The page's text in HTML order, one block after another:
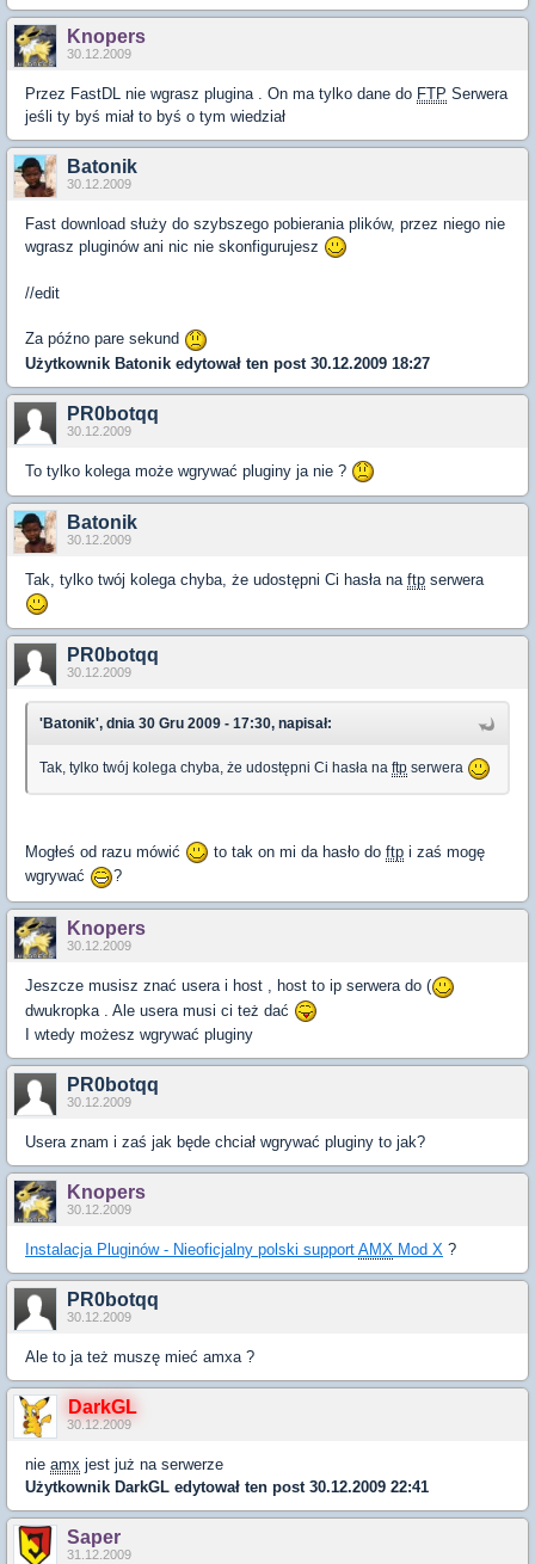
Knopers
30.12.2009
Przez FastDL nie wgrasz plugina . On ma tylko dane do FTP Serwera
jeśli ty byś miał to byś o tym wiedział
Batonik
30.12.2009
Fast download służy do szybszego pobierania plików, przez niego nie
wgrasz pluginów ani nic nie skonfigurujesz
//edit
Za późno pare sekund
Użytkownik Batonik edytował ten post 30.12.2009 18:27
PR0botqq
30.12.2009
To tylko kolega może wgrywać pluginy ja nie ?
Batonik
30.12.2009
Tak, tylko twój kolega chyba, że udostępni Ci hasła na ftp serwera
PR0botqq
30.12.2009
'Batonik', dnia 30 Gru 2009 - 17:30, napisał:
Tak, tylko twój kolega chyba, że udostępni Ci hasła na ftp serwera
Mogłeś od razu mówić to tak on mi da hasło do ftp i zaś mogę
wgrywać
?
Knopers
30.12.2009
Jeszcze musisz znać usera i host , host to ip serwera do (
dwukropka . Ale usera musi ci też dać
I wtedy możesz wgrywać pluginy
PR0botqq
30.12.2009
Usera znam i zaś jak będe chciał wgrywać pluginy to jak?
Knopers
30.12.2009
Instalacja Pluginów - Nieoficjalny polski support AMX Mod X ?
PR0botqq
30.12.2009
Ale to ja też muszę mieć amxa ?
DarkGL
30.12.2009
nie amx jest już na serwerze
Użytkownik DarkGL edytował ten post 30.12.2009 22:41
Saper
31.12.2009